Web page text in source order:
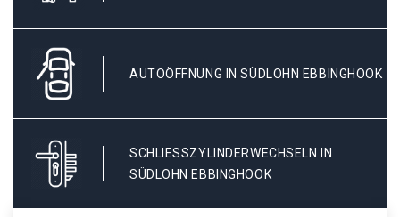
AUTOÖFFNUNG IN SÜDLOHN EBBINGHOOK
SCHLIESSZYLINDERWECHSELN IN S
ÜDLOHN EBBINGHOOK